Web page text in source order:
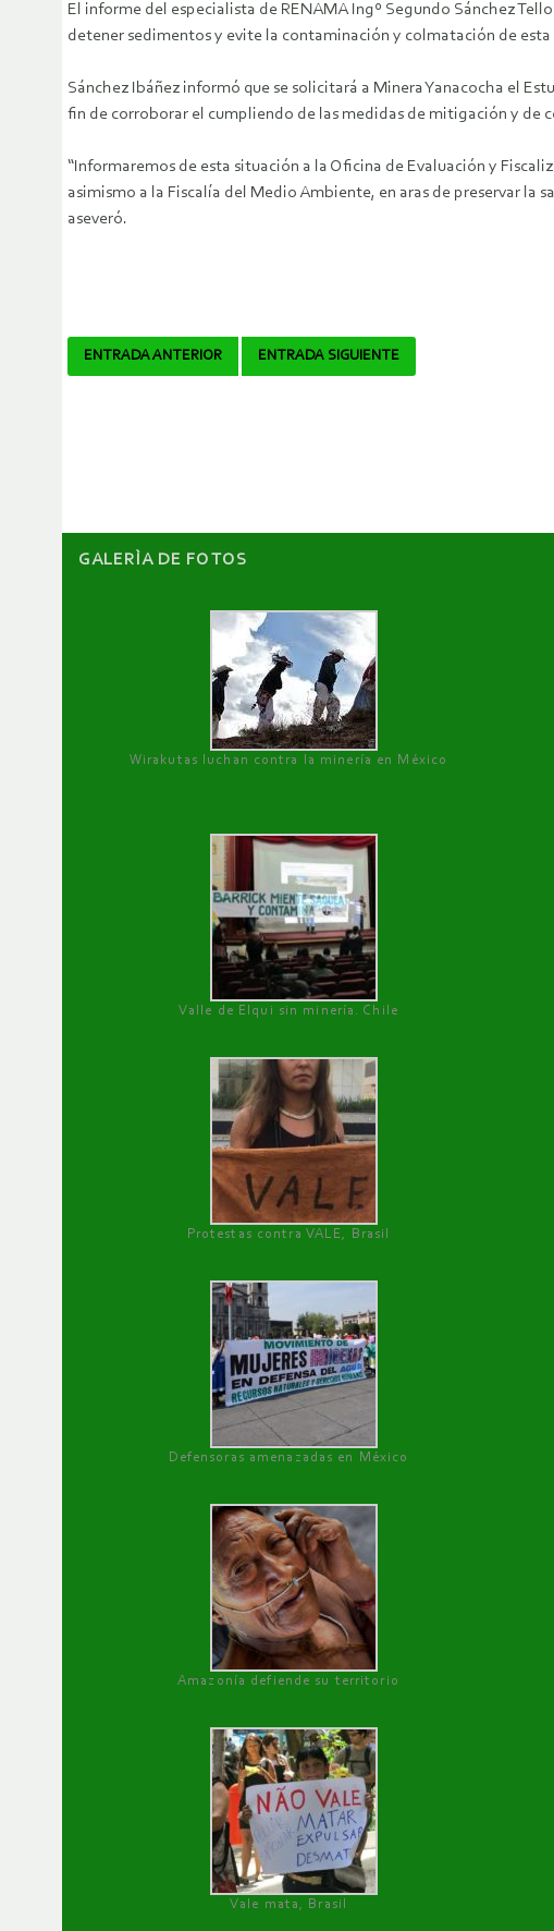
El informe del especialista de RENAMA Ingº Segundo Sánchez
detener sedimentos y evite la contaminación y colmatación de
Sánchez Ibáñez informó que se solicitará a Minera Yanacocha el
fin de corroborar el cumpliendo de las medidas de mitigación y de
“Informaremos de esta situación a la Oficina de Evaluación y
asimismo a la Fiscalía del Medio Ambiente, en aras de preservar la
aseveró.
Navegador
ENTRADA ANTERIOR ENTRADA SIGUIENTE
GALERÌA DE FOTOS
Wirakutas luchan contra la minería en México
Valle de Elqui sin minería. Chile
Protestas contra VALE, Brasil
Defensoras amenazadas en México
Amazonía defiende su territorio
Vale mata, Brasil